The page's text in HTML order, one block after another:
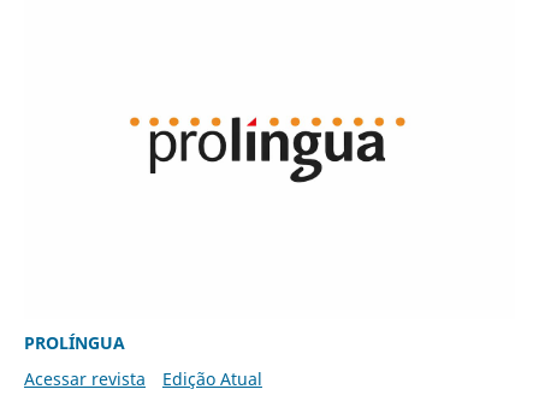
PROLÍNGUA
Acessar revista
Edição Atual